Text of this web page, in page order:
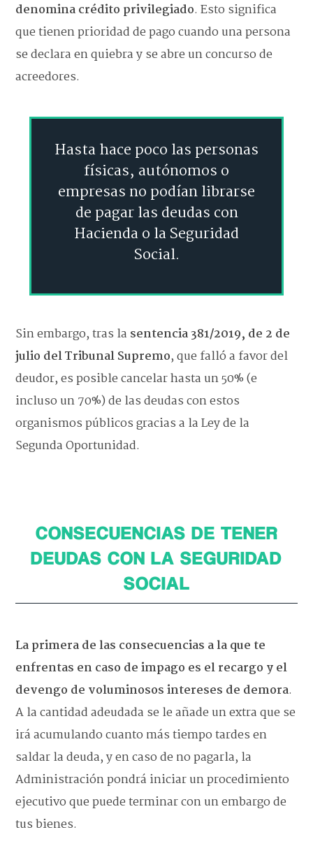
denomina crédito privilegiado. Esto significa
que tienen prioridad de pago cuando una persona
se declara en quiebra y se abre un concurso de
acreedores.
Hasta hace poco las personas
físicas, autónomos o
empresas no podían librarse
de pagar las deudas con
Hacienda o la Seguridad
Social.
Sin embargo, tras la sentencia 381/2019, de 2 de
julio del Tribunal Supremo, que falló a favor del
deudor, es posible cancelar hasta un 50% (e
incluso un 70%) de las deudas con estos
organismos públicos gracias a la Ley de la
Segunda Oportunidad.
CONSECUENCIAS DE TENER
DEUDAS CON LA SEGURIDAD
SOCIAL
La primera de las consecuencias a la que te
enfrentas en caso de impago es el recargo y el
devengo de voluminosos intereses de demora.
A la cantidad adeudada se le añade un extra que se
irá acumulando cuanto más tiempo tardes en
saldar la deuda, y en caso de no pagarla, la
Administración pondrá iniciar un procedimiento
ejecutivo que puede terminar con un embargo de
tus bienes.